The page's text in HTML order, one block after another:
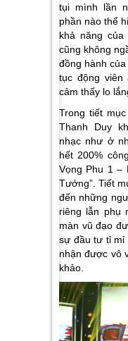
tụi mình lần
phần nào thể
khả năng của
cũng không
đồng hành
tục động viên
cảm thấy lo
Trong tiết
Thanh Duy
nhạc như ở
hết 200%
Vọng Phu 1 –
Tướng”. Tiết
đến những
riêng lẫn phụ
màn vũ đạo
sự đầu tư tỉ mỉ
nhận được vô
khảo.